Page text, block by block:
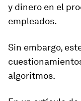
y dinero en el
empleados.
Sin embargo,
algoritmos.